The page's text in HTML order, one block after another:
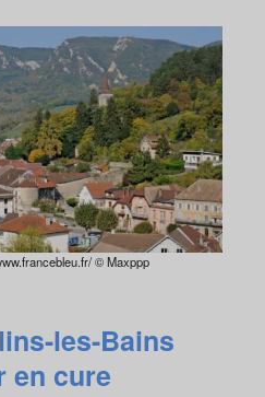
© Maxppp
les-Bains
en cure